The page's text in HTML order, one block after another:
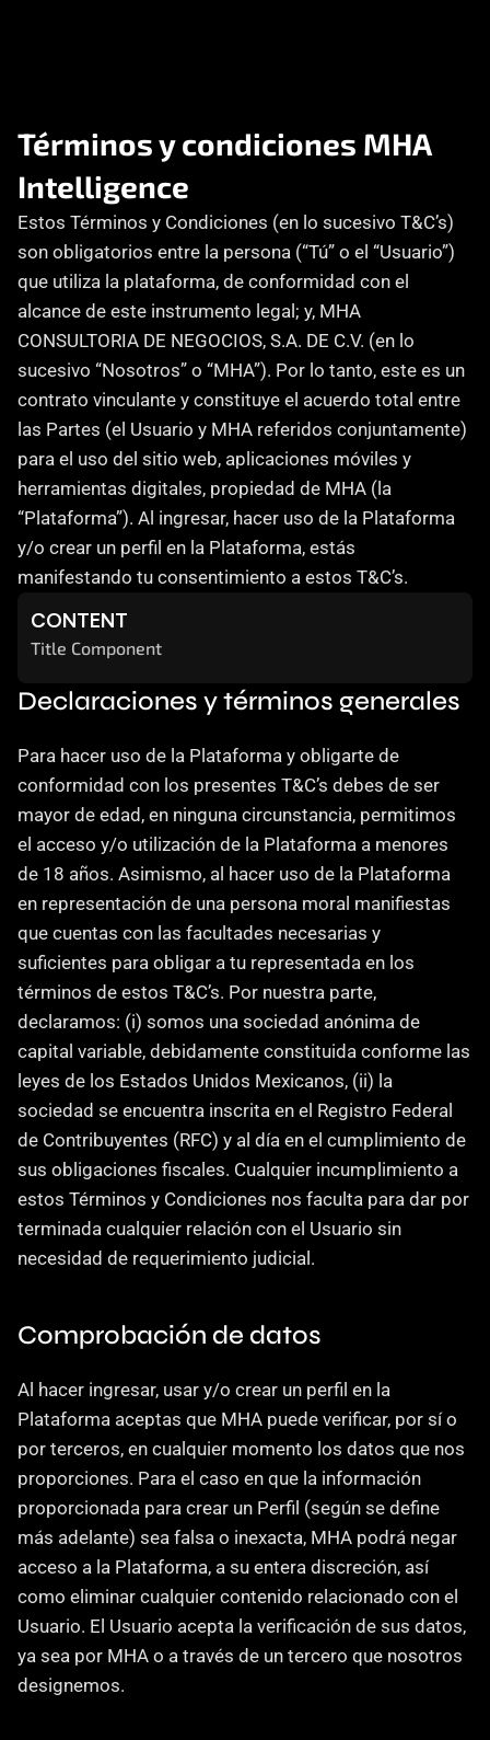
MHA Intelligence
MHA Academy
Contáctanos
Google Ads
Facebook Ads
Desarrollo Web
Automatización
Email marketing
COMMUNITY
Join
Events
Experts
Blog
Careers
Docs
About
Términos y condiciones MHA
Intelligence
Estos Términos y Condiciones (en lo sucesivo T&C’s)
son obligatorios entre la persona (“Tú” o el “Usuario”)
que utiliza la plataforma, de conformidad con el
alcance de este instrumento legal; y, MHA
CONSULTORIA DE NEGOCIOS, S.A. DE C.V. (en lo
sucesivo “Nosotros” o “MHA”). Por lo tanto, este es un
contrato vinculante y constituye el acuerdo total entre
las Partes (el Usuario y MHA referidos conjuntamente)
para el uso del sitio web, aplicaciones móviles y
herramientas digitales, propiedad de MHA (la
“Plataforma”). Al ingresar, hacer uso de la Plataforma
y/o crear un perfil en la Plataforma, estás
manifestando tu consentimiento a estos T&C’s.
CONTENT
Title Component
Declaraciones y términos generales
Para hacer uso de la Plataforma y obligarte de
conformidad con los presentes T&C’s debes de ser
mayor de edad, en ninguna circunstancia, permitimos
el acceso y/o utilización de la Plataforma a menores
de 18 años. Asimismo, al hacer uso de la Plataforma
en representación de una persona moral manifiestas
que cuentas con las facultades necesarias y
suficientes para obligar a tu representada en los
términos de estos T&C’s. Por nuestra parte,
declaramos: (i) somos una sociedad anónima de
capital variable, debidamente constituida conforme las
leyes de los Estados Unidos Mexicanos, (ii) la
sociedad se encuentra inscrita en el Registro Federal
de Contribuyentes (RFC) y al día en el cumplimiento de
sus obligaciones fiscales. Cualquier incumplimiento a
estos Términos y Condiciones nos faculta para dar por
terminada cualquier relación con el Usuario sin
necesidad de requerimiento judicial.
Comprobación de datos
Al hacer ingresar, usar y/o crear un perfil en la
Plataforma aceptas que MHA puede verificar, por sí o
por terceros, en cualquier momento los datos que nos
proporciones. Para el caso en que la información
proporcionada para crear un Perfil (según se define
más adelante) sea falsa o inexacta, MHA podrá negar
acceso a la Plataforma, a su entera discreción, así
como eliminar cualquier contenido relacionado con el
Usuario. El Usuario acepta la verificación de sus datos,
ya sea por MHA o a través de un tercero que nosotros
designemos.